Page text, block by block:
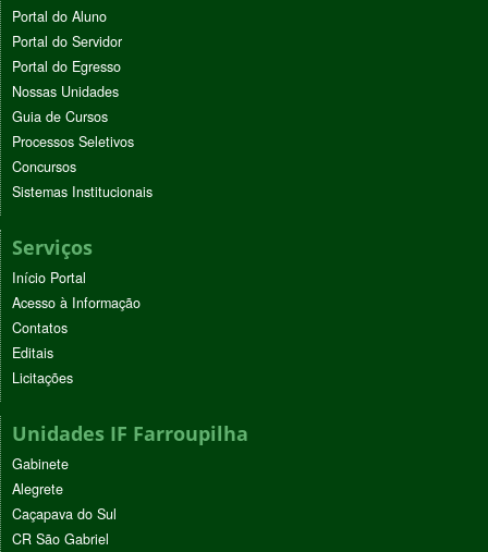
Portal do Aluno
Portal do Servidor
Portal do Egresso
Nossas Unidades
Guia de Cursos
Processos Seletivos
Concursos
Sistemas Institucionais
Serviços
Início Portal
Acesso à Informação
Contatos
Editais
Licitações
Unidades IF Farroupilha
Gabinete
Alegrete
Caçapava do Sul
CR São Gabriel